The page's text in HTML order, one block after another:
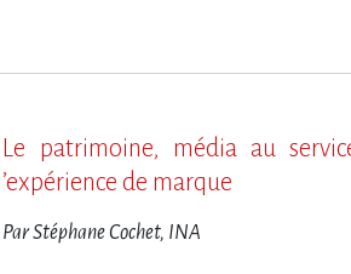
Le patrimoine, média au
‌’expérience de marque
Par Stéphane Cochet, INA